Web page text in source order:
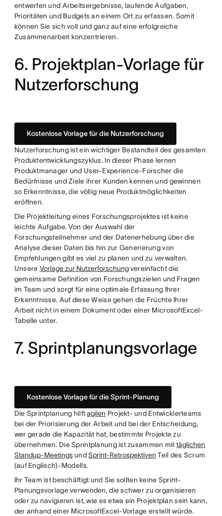
entwerfen und Arbeitsergebnisse, laufende Aufgaben,
Prioritäten und Budgets an einem Ort zu erfassen. Somit
können Sie sich voll und ganz auf eine erfolgreiche
Zusammenarbeit konzentrieren.
6. Projektplan-Vorlage für
Nutzerforschung
Kostenlose Vorlage für die Nutzerforschung
Nutzerforschung ist ein wichtiger Bestandteil des gesamten
Produktentwicklungszyklus. In dieser Phase lernen
Produktmanager und User-Experience-Forscher die
Bedürfnisse und Ziele ihrer Kunden kennen und gewinnen
so Erkenntnisse, die völlig neue Produktmöglichkeiten
eröffnen.
Die Projektleitung eines Forschungsprojektes ist keine
leichte Aufgabe. Von der Auswahl der
Forschungsteilnehmer und der Datenerhebung über die
Analyse dieser Daten bis hin zur Generierung von
Empfehlungen gibt es viel zu planen und zu verwalten.
Unsere Vorlage zur Nutzerforschungvereinfacht die
gemeinsame Definition von Forschungszielen und Fragen
im Team und sorgt für eine optimale Erfassung Ihrer
Erkenntnisse. Auf diese Weise gehen die Früchte Ihrer
Arbeit nicht in einem Dokument oder einer MicrosoftExcel-
Tabelle unter.
7. Sprintplanungsvorlage
Kostenlose Vorlage für die Sprint-Planung
Die Sprintplanung hilftagilen Projekt- und Entwicklerteams
bei der Priorisierung der Arbeit und bei der Entscheidung,
wer gerade die Kapazität hat, bestimmte Projekte zu
übernehmen. Die Sprintplanung ist zusammen mit täglichen
Standup-MeetingsundSprint-Retrospektiven Teil des Scrum
(auf Englisch)-Modells.
Ihr Team ist beschäftigt und Sie sollten keine Sprint-
Planungsvorlage verwenden, die schwer zu organisieren
oder zu navigieren ist, wie es etwa ein Projektplan sein kann,
der anhand einer MicrosoftExcel-Vorlage erstellt würde.